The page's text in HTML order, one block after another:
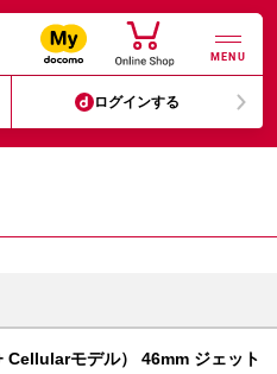
MENU
ログインする
モデル） 46mm ジェット